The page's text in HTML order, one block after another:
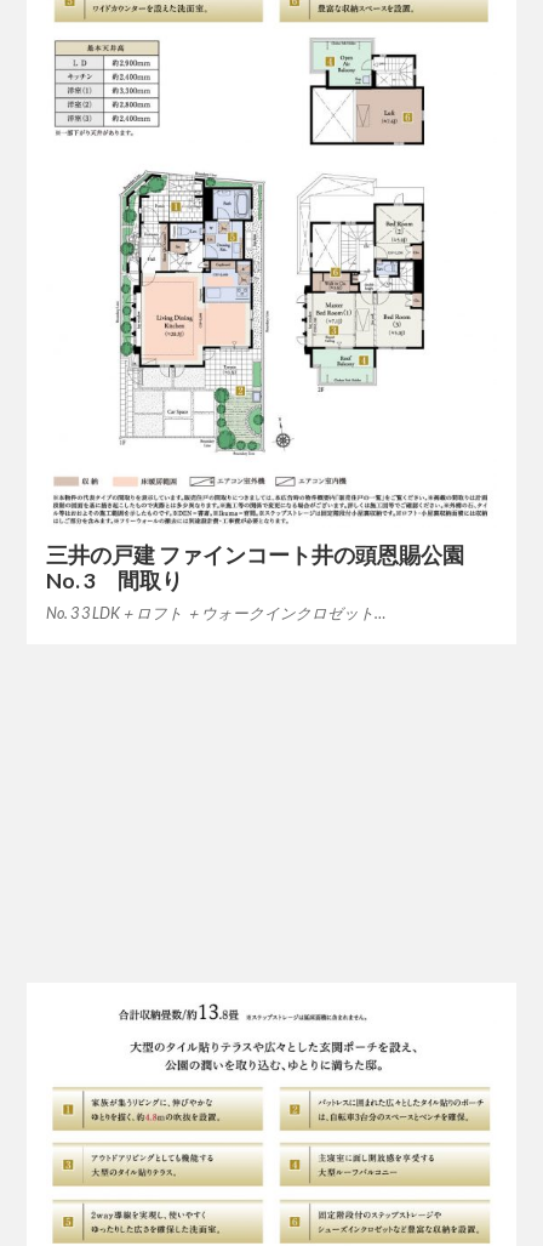
三井の戸建 ファインコート井の頭恩賜公園
No. 3 間取り
No. 3 3 LDK＋ロフト ＋ウォークインクロゼット…